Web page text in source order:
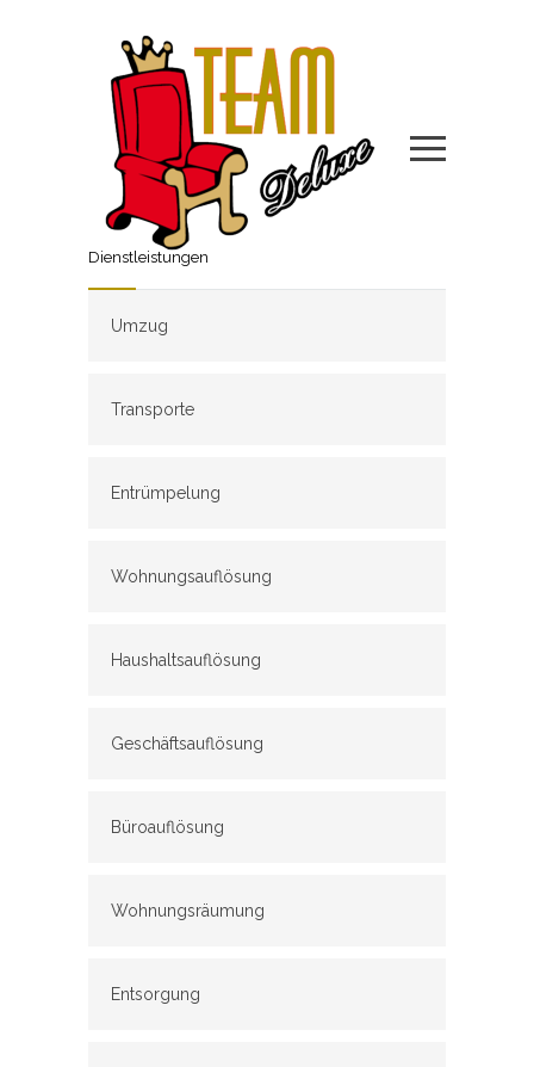
Dienstleistungen
Umzug
Transporte
Entrümpelung
Wohnungsauflösung
Haushaltsauflösung
Geschäftsauflösung
Büroauflösung
Wohnungsräumung
Entsorgung